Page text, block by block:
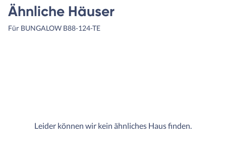
Ähnliche Häuser
Für BUNGALOW B88-124-TE
Leider können wir kein ähnliches Haus finden.